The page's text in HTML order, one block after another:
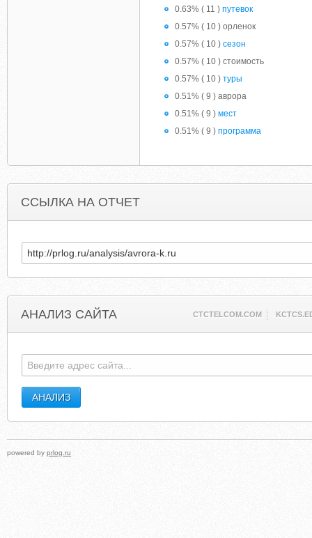
0.63% ( 11 ) путевок
0.57% ( 10 ) орленок
0.57% ( 10 ) сезон
0.57% ( 10 ) стоимость
0.57% ( 10 ) туры
0.51% ( 9 ) аврора
0.51% ( 9 ) мест
0.51% ( 9 ) программа
ССЫЛКА НА ОТЧЕТ
АНАЛИЗ САЙТА CTCTELCOM.COM
powered by prlog.ru